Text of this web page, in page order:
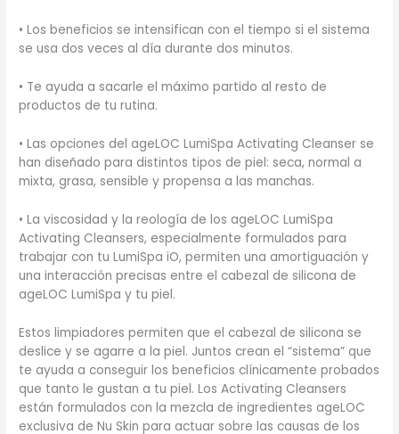
• Los beneficios se intensifican con el tiempo si el sistema
se usa dos veces al día durante dos minutos.
• Te ayuda a sacarle el máximo partido al resto de
productos de tu rutina.
• Las opciones del ageLOC LumiSpa Activating Cleanser se
han diseñado para distintos tipos de piel: seca, normal a
mixta, grasa, sensible y propensa a las manchas.
• La viscosidad y la reología de los ageLOC LumiSpa
Activating Cleansers, especialmente formulados para
trabajar con tu LumiSpa iO, permiten una amortiguación y
una interacción precisas entre el cabezal de silicona de
ageLOC LumiSpa y tu piel.
Estos limpiadores permiten que el cabezal de silicona se
deslice y se agarre a la piel. Juntos crean el “sistema” que
te ayuda a conseguir los beneficios clínicamente probados
que tanto le gustan a tu piel. Los Activating Cleansers
están formulados con la mezcla de ingredientes ageLOC
exclusiva de Nu Skin para actuar sobre las causas de los